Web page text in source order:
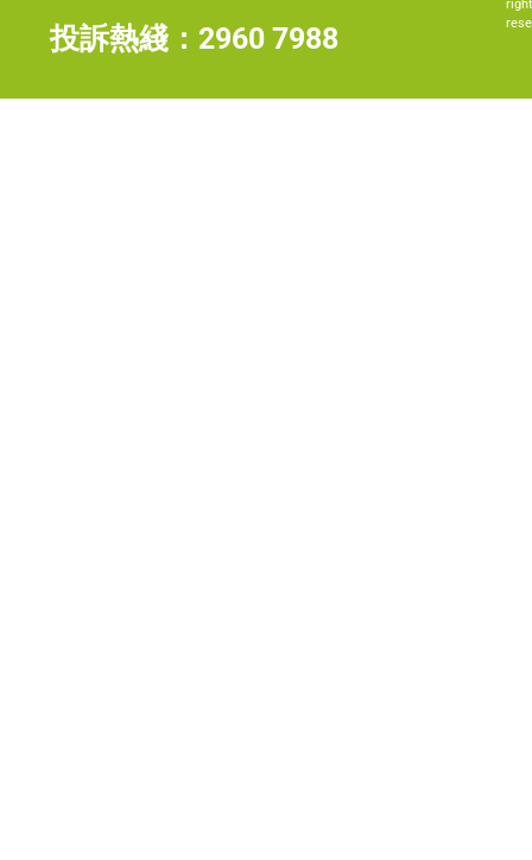
投訴熱綫： 2960 7988